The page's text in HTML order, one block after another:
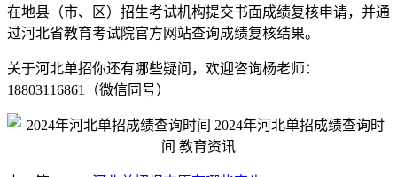
在地县（市、区）招生考试机构提交书面成绩复核申请，并通
过河北省教育考试院官方网站查询成绩复核结果。
关于河北单招你还有哪些疑问，欢迎咨询杨老师：
18803116861（微信同号）